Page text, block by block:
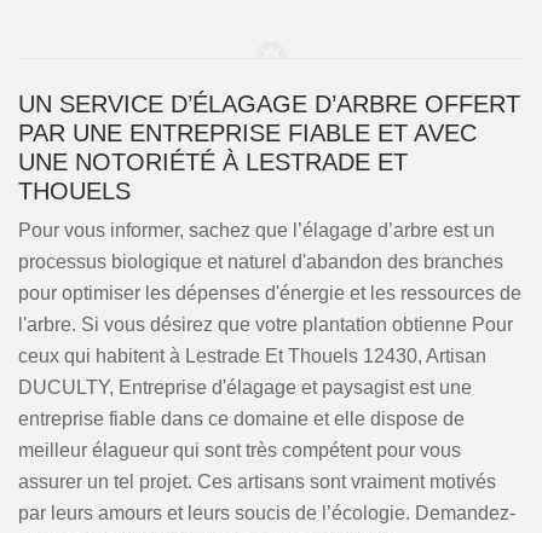
UN SERVICE D’ÉLAGAGE D’ARBRE OFFERT
PAR UNE ENTREPRISE FIABLE ET AVEC
UNE NOTORIÉTÉ À LESTRADE ET
THOUELS
Pour vous informer, sachez que l’élagage d’arbre est un
processus biologique et naturel d'abandon des branches
pour optimiser les dépenses d'énergie et les ressources de
l'arbre. Si vous désirez que votre plantation obtienne Pour
ceux qui habitent à Lestrade Et Thouels 12430, Artisan
DUCULTY, Entreprise d'élagage et paysagist est une
entreprise fiable dans ce domaine et elle dispose de
meilleur élagueur qui sont très compétent pour vous
assurer un tel projet. Ces artisans sont vraiment motivés
par leurs amours et leurs soucis de l’écologie. Demandez-